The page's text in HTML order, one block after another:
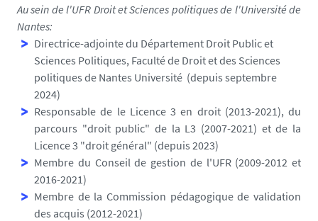
Au sein de l'UFR Droit et Sciences politiques de l'Université de
Nantes:
Directrice-adjointe du Département Droit Public et
Sciences Politiques, Faculté de Droit et des Sciences
politiques de Nantes Université (depuis septembre
2024)
Responsable de le Licence 3 en droit (2013-2021), du
parcours "droit public" de la L3 (2007-2021) et de la
Licence 3 "droit général" (depuis 2023)
Membre du Conseil de gestion de l'UFR (2009-2012 et
2016-2021)
Membre de la Commission pédagogique de validation
des acquis (2012-2021)